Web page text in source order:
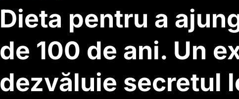
Dieta pentru a
de 100 de ani. Un
dezvăluie secretul